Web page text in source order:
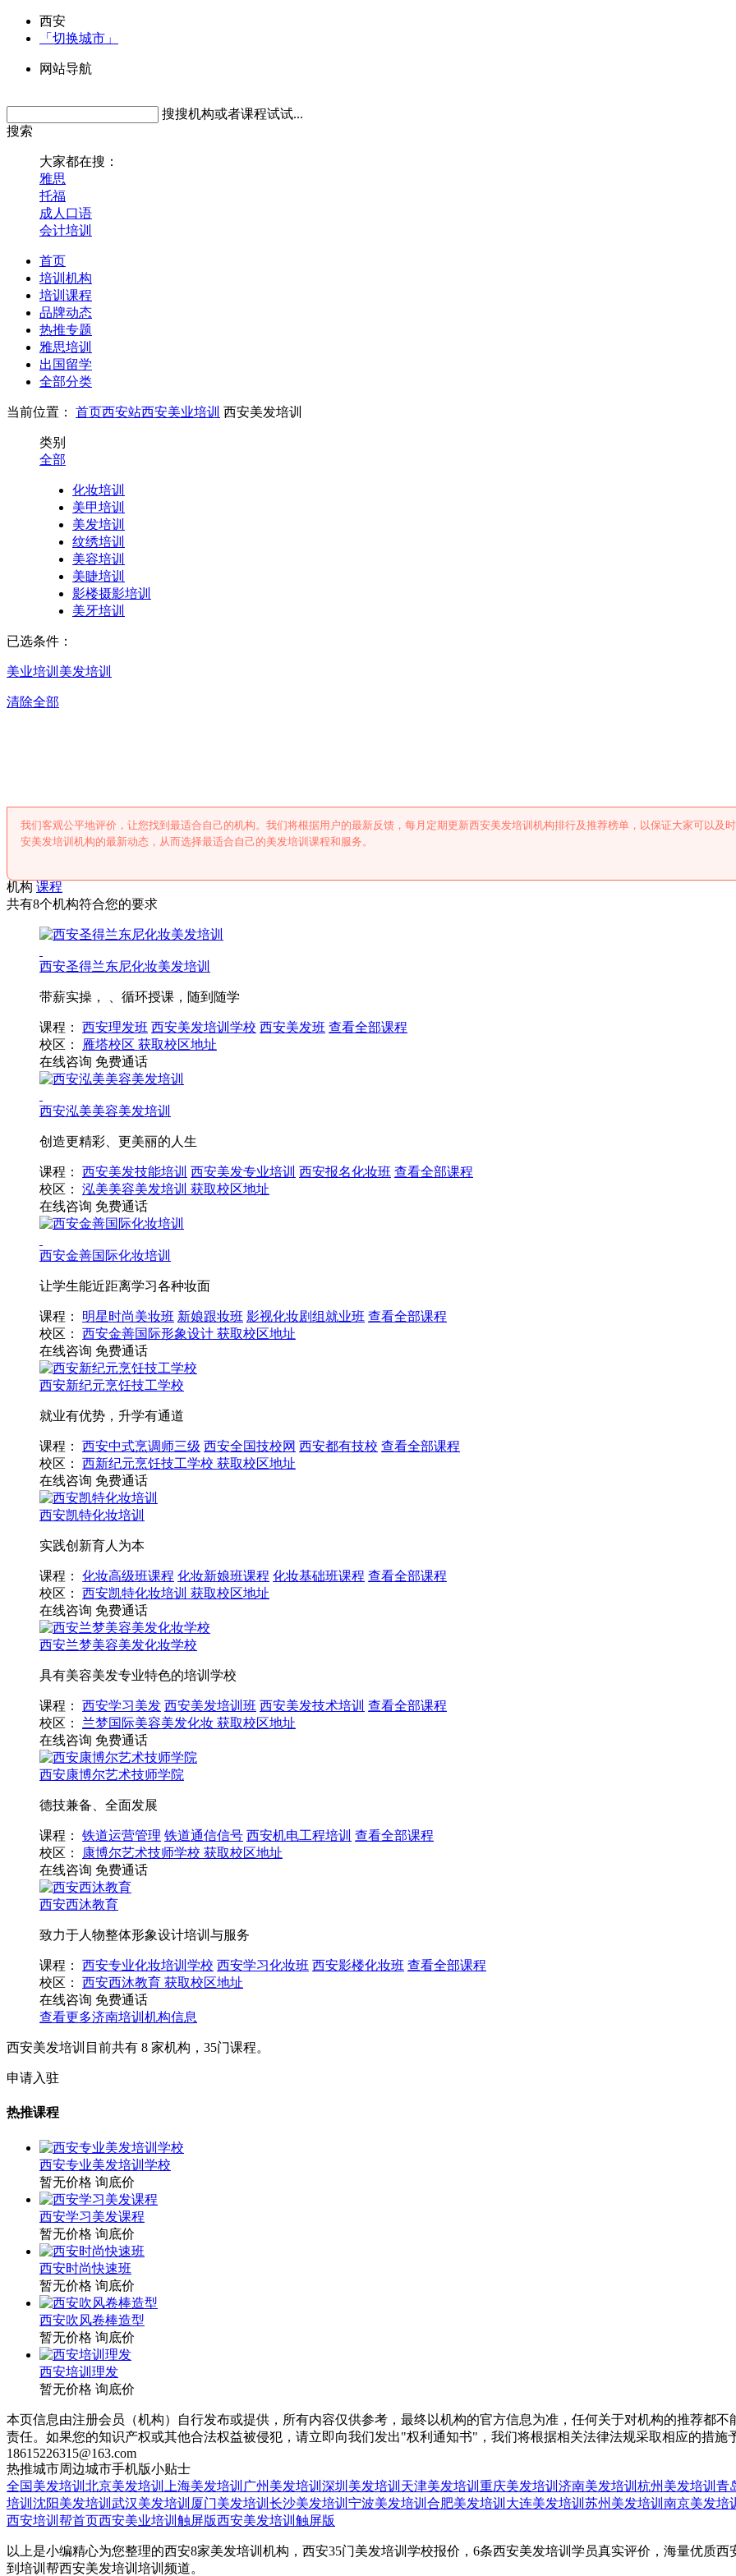
西安
「切换城市」
网站导航
搜搜机构或者课程试试...
搜索
大家都在搜：
雅思
托福
成人口语
会计培训
首页
培训机构
培训课程
品牌动态
热推专题
雅思培训
出国留学
全部分类
当前位置： 首页西安站西安美业培训 西安美发培训
类别
全部
化妆培训
美甲培训
美发培训
纹绣培训
美容培训
美睫培训
影楼摄影培训
美牙培训
已选条件：
美业培训 美发培训
清除全部
我们客观公平地评价，让您找到最适合自己的机构。我们将根据用户的最新反馈，每月定期更新西安美发培训机构排行及推荐榜单，以保证大家可以及
安美发培训机构的最新动态，从而选择最适合自己的美发培训课程和服务。
机构 课程
共有8个机构符合您的要求
西安圣得兰东尼化妆美发培训
带薪实操， 、循环授课，随到随学
课程： 西安理发班 西安美发培训学校 西安美发班 查看全部课程
校区：
雁塔校区 获取校区地址
在线咨询 免费通话
西安泓美美容美发培训
创造更精彩、更美丽的人生
课程： 西安美发技能培训 西安美发专业培训 西安报名化妆班 查看全部课程
校区：
泓美美容美发培训 获取校区地址
在线咨询 免费通话
西安金善国际化妆培训
让学生能近距离学习各种妆面
课程： 明星时尚美妆班 新娘跟妆班 影视化妆剧组就业班 查看全部课程
校区：
西安金善国际形象设计 获取校区地址
在线咨询 免费通话
西安新纪元烹饪技工学校
就业有优势，升学有通道
课程： 西安中式烹调师三级 西安全国技校网 西安都有技校 查看全部课程
校区：
西新纪元烹饪技工学校 获取校区地址
在线咨询 免费通话
西安凯特化妆培训
实践创新育人为本
课程： 化妆高级班课程 化妆新娘班课程 化妆基础班课程 查看全部课程
校区：
西安凯特化妆培训 获取校区地址
在线咨询 免费通话
西安兰梦美容美发化妆学校
具有美容美发专业特色的培训学校
课程： 西安学习美发 西安美发培训班 西安美发技术培训 查看全部课程
校区：
兰梦国际美容美发化妆 获取校区地址
在线咨询 免费通话
西安康博尔艺术技师学院
德技兼备、全面发展
课程： 铁道运营管理 铁道通信信号 西安机电工程培训 查看全部课程
校区：
康博尔艺术技师学校 获取校区地址
在线咨询 免费通话
西安西沐教育
致力于人物整体形象设计培训与服务
课程： 西安专业化妆培训学校 西安学习化妆班 西安影楼化妆班 查看全部课程
校区：
西安西沐教育 获取校区地址
在线咨询 免费通话
查看更多济南培训机构信息
西安美发培训目前共有 8 家机构， 35门课程。
申请入驻
热推课程
西安专业美发培训学校
暂无价格 询底价
西安学习美发课程
暂无价格 询底价
西安时尚快速班
暂无价格 询底价
西安吹风卷棒造型
暂无价格 询底价
西安培训理发
暂无价格 询底价
本页信息由注册会员（机构）自行发布或提供，所有内容仅供参考，最终以机构的官方信息为准，任何关于对机构的推荐都
责任。如果您的知识产权或其他合法权益被侵犯，请立即向我们发出"权利通知书"，我们将根据相关法律法规采取相应的措
18615226315@163.com
热推城市周边城市手机版小贴士
全国美发培训 北京美发培训 上海美发培训 广州美发培训 深圳美发培训 天津美发培训 重庆美发培训 济南美发培训 杭州美发培训 青
培训 沈阳美发培训 武汉美发培训 厦门美发培训 长沙美发培训 宁波美发培训 合肥美发培训 大连美发培训 苏州美发培训 南京美发培
西安培训帮首页西安美业培训触屏版西安美发培训触屏版
以上是小编精心为您整理的西安8家美发培训机构，西安35门美发培训学校报价，6条西安美发培训学员真实评价，海量优质
到培训帮西安美发培训培训频道。